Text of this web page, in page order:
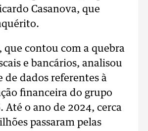
Casanova, que
que contou com a quebra
e bancários, analisou
de dados referentes à
financeira do grupo
Até o ano de 2024, cerca
passaram pelas